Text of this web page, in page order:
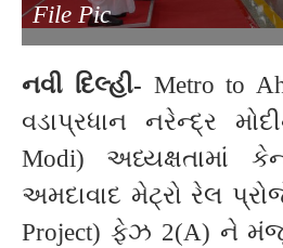
File Pic
નવી દિલ્હી- Metro to
વડાપ્રધાન નરેન્દ્ર
Modi) અધ્યક્ષતામાં
અમદાવાદ મેટ્રો રેલ
Project) ફેઝ 2(A) ને